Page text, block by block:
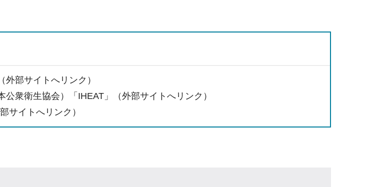
部サイトへリンク）
衆衛生協会）「IHEAT」（外部サイトへリンク）
サイトへリンク）